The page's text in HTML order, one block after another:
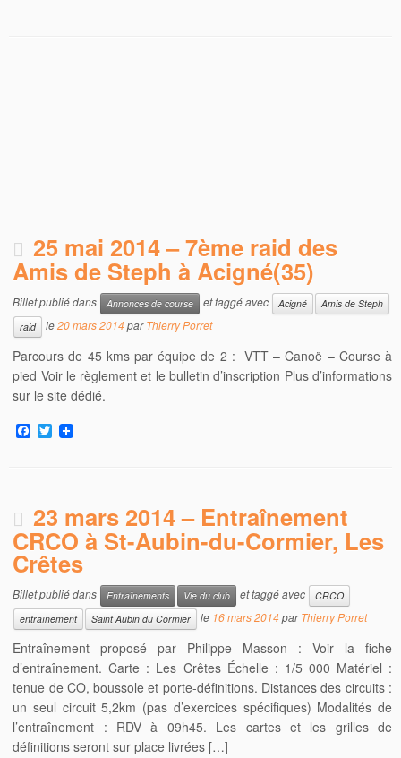
25 mai 2014 – 7ème raid des
Amis de Steph à Acigné(35)
Billet publié dans Annonces de course et taggé avec Acigné
Amis de Steph
raid
le20 mars 2014parThierry Porret
Parcours de 45 kms par équipe de 2 : VTT – Canoë – Course à
pied Voir le règlement et le bulletin d’inscription Plus d’informations
sur le site dédié.
F
a
o
k
T
w
r
23 mars 2014 – Entraînement
CRCO à St-Aubin-du-Cormier, Les
Crêtes
Billet publié dans Entraînements Vie du club et taggé avec
CRCO
entraînement
Saint Aubin du Cormier le 16 mars 2014parThierry Porret
Entraînement proposé par Philippe Masson : Voir la fiche
d’entraînement. Carte : Les Crêtes Échelle : 1/5 000 Matériel :
tenue de CO, boussole et porte-définitions. Distances des circuits :
un seul circuit 5,2km (pas d’exercices spécifiques) Modalités de
l’entraînement : RDV à 09h45. Les cartes et les grilles de
définitions seront sur place livrées […]